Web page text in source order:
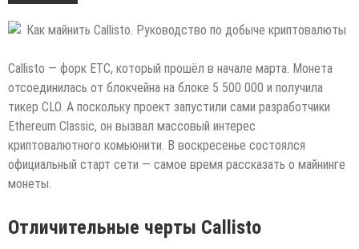
Callisto — форк ETC, который прошёл в начале марта. Монета
отсоединилась от блокчейна на блоке 5 500 000 и получила
тикер CLO. А поскольку проект запустили сами разработчики
Ethereum Classic, он вызвал массовый интерес
криптовалютного комьюнити. В воскресенье состоялся
официальный старт сети — самое время рассказать о майнинге
монеты.
Отличительные черты Callisto